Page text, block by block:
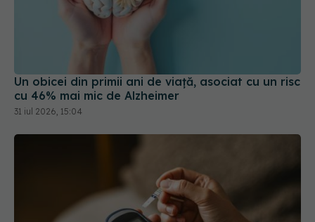
Un obicei din primii ani de viață, asociat cu un risc
cu 46% mai mic de Alzheimer
31 iul 2026, 15:04